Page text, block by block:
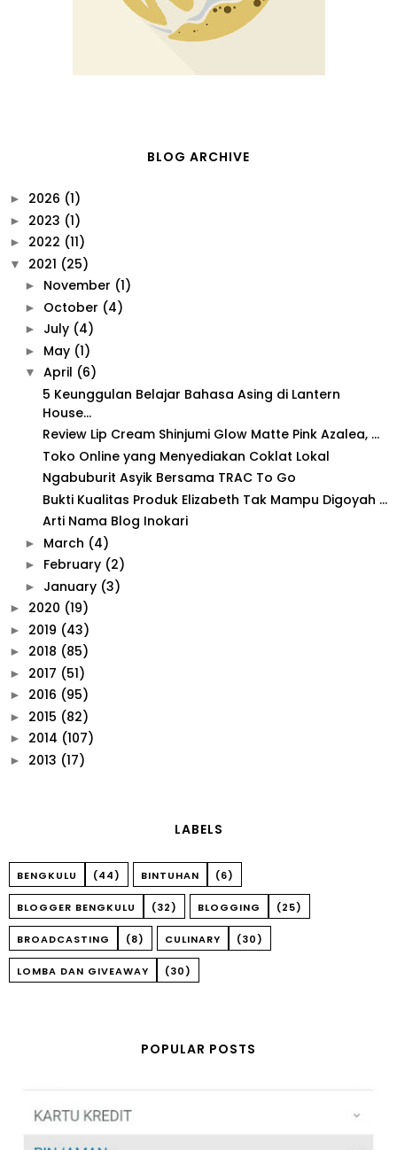
BLOG ARCHIVE
► 2026 (1)
► 2023 (1)
► 2022 (11)
▼ 2021 (25)
► November (1)
► October (4)
► July (4)
► May (1)
▼ April (6)
5 Keunggulan Belajar Bahasa Asing di Lantern
House...
Review Lip Cream Shinjumi Glow Matte Pink Azalea, ...
Toko Online yang Menyediakan Coklat Lokal
Ngabuburit Asyik Bersama TRAC To Go
Bukti Kualitas Produk Elizabeth Tak Mampu Digoyah ...
Arti Nama Blog Inokari
► March (4)
► February (2)
► January (3)
► 2020 (19)
► 2019 (43)
► 2018 (85)
► 2017 (51)
► 2016 (95)
► 2015 (82)
► 2014 (107)
► 2013 (17)
LABELS
BENGKULU (44) BINTUHAN (6)
BLOGGER BENGKULU (32) BLOGGING (25)
BROADCASTING (8) CULINARY (30)
LOMBA DAN GIVEAWAY (30)
POPULAR POSTS